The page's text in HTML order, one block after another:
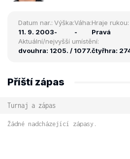
Datum nar.:
11. 9. 2003
Výška:
-
Váha:
-
Hraje rukou:
Pravá
Aktuální/nejvyšší umístění:
dvouhra: 1205. / 1077.čtyřhra:
Příští zápas
Turnaj a zápas
Žádné nadcházející zápasy.